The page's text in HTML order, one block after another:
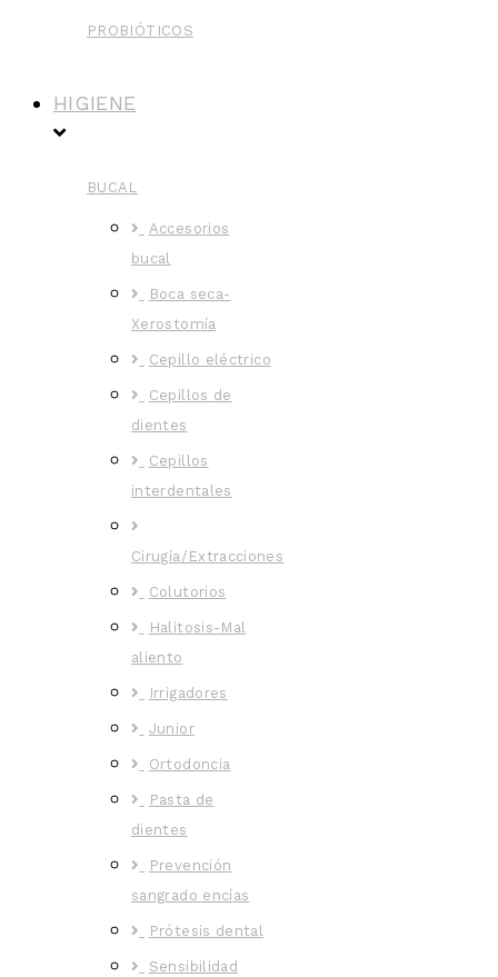
PROBIÓTICOS
HIGIENE
BUCAL
Accesorios
bucal
Boca seca-
Xerostomía
Cepillo eléctrico
Cepillos de
dientes
Cepillos
interdentales
Cirugía/Extracciones
Colutorios
Halitosis-Mal
aliento
Irrigadores
Junior
Ortodoncia
Pasta de
dientes
Prevención
sangrado encías
Prótesis dental
Sensibilidad